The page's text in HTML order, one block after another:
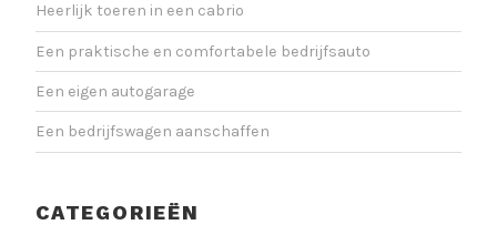
Heerlijk toeren in een cabrio
Een praktische en comfortabele bedrijfsauto
Een eigen autogarage
Een bedrijfswagen aanschaffen
CATEGORIEËN